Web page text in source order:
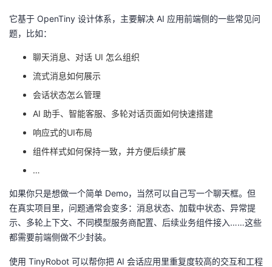
我
课
的
证
我
实
的
藏
的
术
持
我
云
建
它基于 OpenTiny 设计体系，主要解决 AI 应用前端侧的一些常见问
题，比如：
聊天消息、对话 UI 怎么组织
流式消息如何展示
会话状态怎么管理
AI 助手、智能客服、多轮对话页面如何快速搭建
响应式的UI布局
组件样式如何保持一致，并方便后续扩展
…
如果你只是想做一个简单 Demo，当然可以自己写一个聊天框。但
在真实项目里，问题通常会变多：消息状态、加载中状态、异常提
示、多轮上下文、不同模型服务商配置、后续业务组件接入……这些
都需要前端侧做不少封装。
使用 TinyRobot 可以帮你把 AI 会话应用里重复度较高的交互和工程